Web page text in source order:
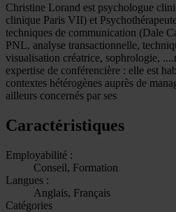
Christine Lorand est psychologue
clinique Paris VII) et
techniques de communication (Dale
PNL, analyse transactionnelle,
visualisation créatrice, sophrologie,
expertise de conférencière : elle est
contextes hétérogènes auprès de
ailleurs concernés par ses
Caractéristiques
Employabilité :
Conseil, Formation
Langues :
Anglais, Français
Catégories